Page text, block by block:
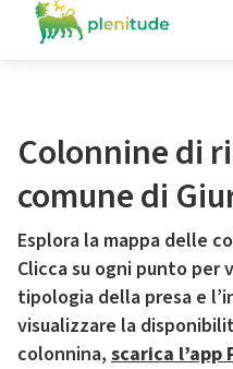
Colonnine di
comune di
Esplora la mappa delle
Clicca su ogni punto per
tipologia della presa e
visualizzare la
colonnina, scarica l’app